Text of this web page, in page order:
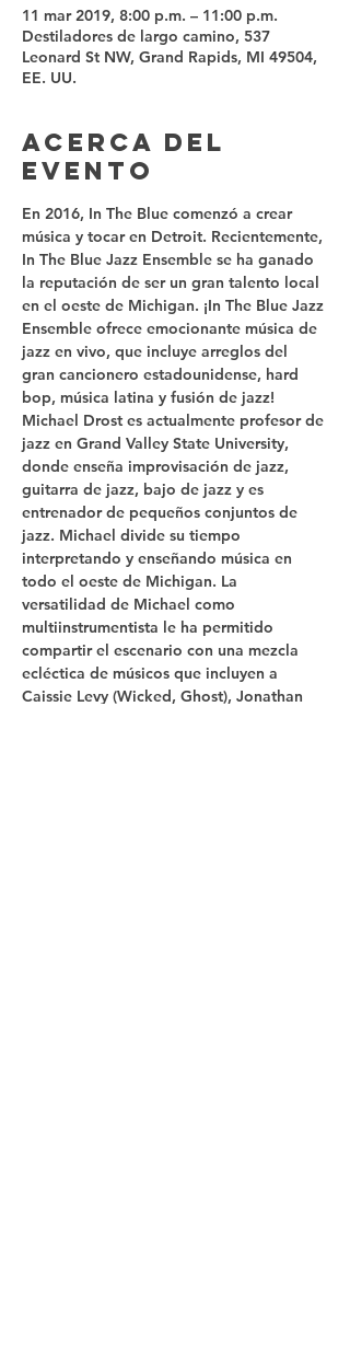
11 mar 2019, 8:00 p.m. – 11:00 p.m.
Destiladores de largo camino, 537
Leonard St NW, Grand Rapids, MI 49504,
EE. UU.
Acerca del
evento
En 2016, In The Blue comenzó a crear
música y tocar en Detroit. Recientemente,
In The Blue Jazz Ensemble se ha ganado
la reputación de ser un gran talento local
en el oeste de Michigan. ¡In The Blue Jazz
Ensemble ofrece emocionante música de
jazz en vivo, que incluye arreglos del
gran cancionero estadounidense, hard
bop, música latina y fusión de jazz!
Michael Drost es actualmente profesor de
jazz en Grand Valley State University,
donde enseña improvisación de jazz,
guitarra de jazz, bajo de jazz y es
entrenador de pequeños conjuntos de
jazz. Michael divide su tiempo
interpretando y enseñando música en
todo el oeste de Michigan. La
versatilidad de Michael como
multiinstrumentista le ha permitido
compartir el escenario con una mezcla
ecléctica de músicos que incluyen a
Caissie Levy (Wicked, Ghost), Jonathan